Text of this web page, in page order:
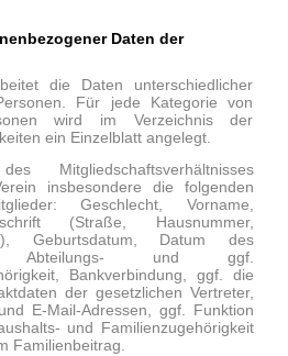
Daten der
die Daten unterschiedlicher
Für jede
Kategorie von
wird im Verzeichnis der
ein Einzelblatt angelegt.
Mitgliedschaftsverhältnisses
insbesondere die folgenden
Geschlecht, Vorname,
(Straße, Hausnummer,
Geburtsdatum, Datum des
Abteilungs- und ggf.
Bankverbindung, ggf. die
der gesetzlichen Vertreter,
E-Mail-Adressen, ggf. Funktion
und Familienzugehörigkeit
Familienbeitrag.